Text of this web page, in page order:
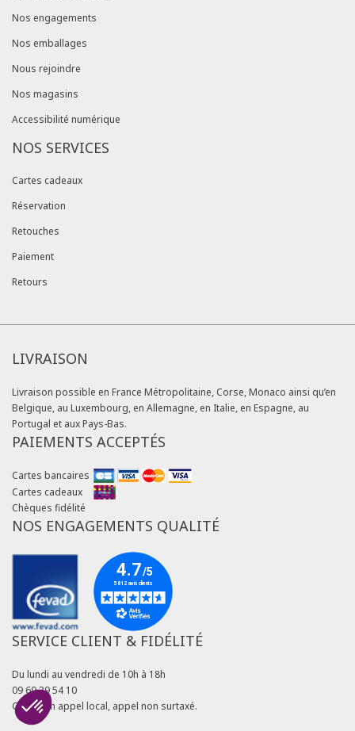
Nos engagements
Nos emballages
Nous rejoindre
Nos magasins
Accessibilité numérique
NOS SERVICES
Cartes cadeaux
Réservation
Retouches
Paiement
Retours
LIVRAISON
Livraison possible en France Métropolitaine, Corse, Monaco ainsi qu’en
Belgique, au Luxembourg, en Allemagne, en Italie, en Espagne, au
Portugal et aux Pays-Bas.
PAIEMENTS ACCEPTÉS
Cartes bancaires
Cartes cadeaux
Chèques fidélité
NOS ENGAGEMENTS QUALITÉ
SERVICE CLIENT & FIDÉLITÉ
Du lundi au vendredi de 10h à 18h
09 69 39 54 10
Coût d'un appel local, appel non surtaxé.